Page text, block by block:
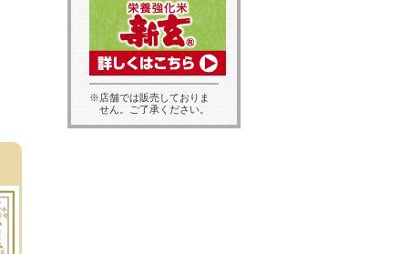
タカラ｢焼酎ハイボー
愛されて発売20周年!
毎週金曜・日曜はVマ
ネー決済の日！2,000
円（税込）お買い上げ
でもれなく20ポイン
ト進呈！
詳細はこちら
※店舗では販売しておりま
せん。ご了承ください。